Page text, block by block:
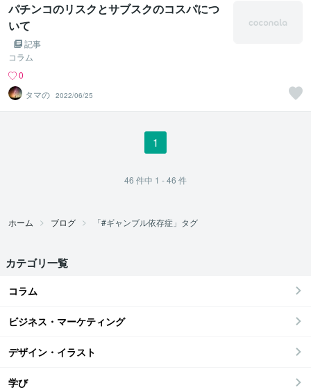
パチンコのリスクとサブスクのコスパにつ
いて
記事
コラム
0
タマの 2022/06/25
1
46 件中 1 - 46 件
ホーム ブログ 「#ギャンブル依存症」タグ
カテゴリ一覧
コラム
ビジネス・マーケティング
デザイン・イラスト
学び